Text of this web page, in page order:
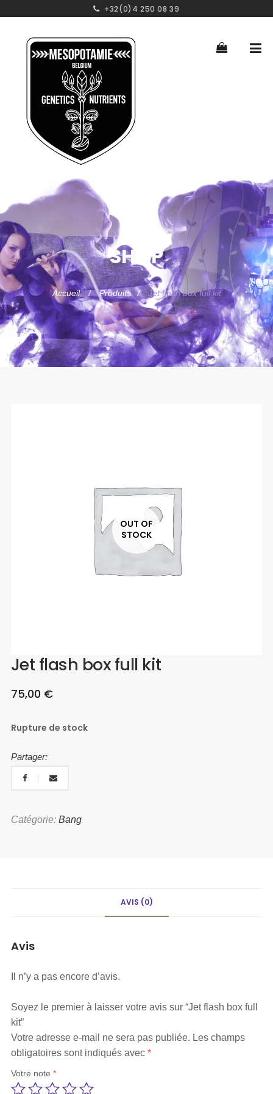
+32(0)4 250 08 39
SHOP
Accueil Produits Jet flash box full kit
OUT OF
STOCK
Jet flash box full kit
75,00 €
Rupture de stock
Partager:
Catégorie: Bang
AVIS (0)
Avis
Il n’y a pas encore d’avis.
Soyez le premier à laisser votre avis sur “Jet flash box full
kit”
Votre adresse e-mail ne sera pas publiée. Les champs
obligatoires sont indiqués avec *
Votre note *